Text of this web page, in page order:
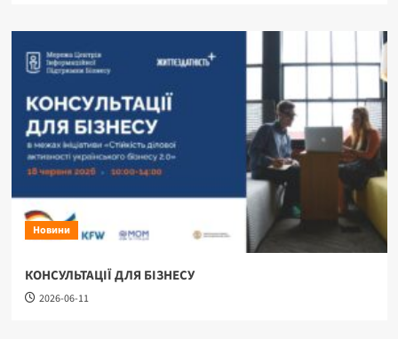
Новини
КОНСУЛЬТАЦІЇ ДЛЯ БІЗНЕСУ
2026-06-11